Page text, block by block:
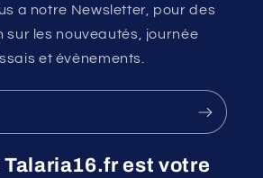
a notre Newsletter, pour des
sur les nouveautés, journée
et évènements.
Talaria16.fr est votre